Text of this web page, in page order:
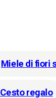
Miele di fiori
Cesto regalo